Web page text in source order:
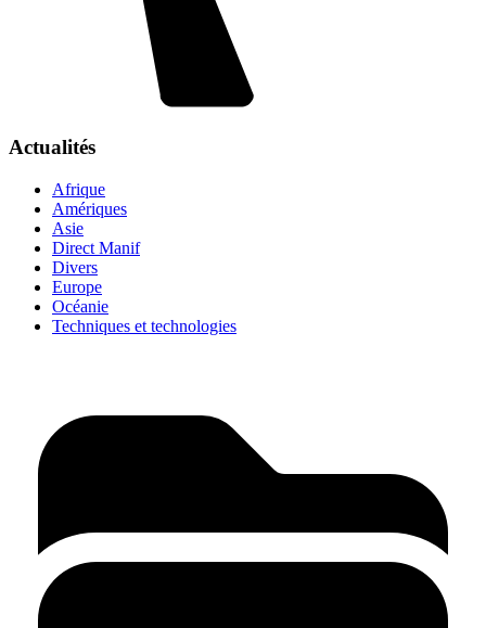
Actualités
Afrique
Amériques
Asie
Direct Manif
Divers
Europe
Océanie
Techniques et technologies